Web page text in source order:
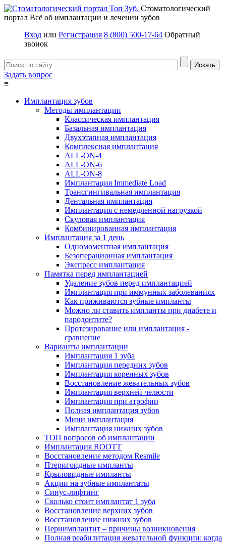
Стоматологический
портал Всё об имплантации и лечении зубов
Вход или Регистрация 8 (800) 500-17-64 Обратный
звонок
Задать вопрос
≡
Имплантация зубов
Методы имплантации
Классическая имплантация
Базальная имплантация
Двухэтапная имплантация
Комплексная имплантация
ALL-ON-4
ALL-ON-6
ALL-ON-8
Имплантация Immediate Load
Трансгингивальная имплантация
Дентальная имплантация
Имплантация с немедленной нагрузкой
Скуловая имплантация
Комбинированная имплантация
Имплантация за 1 день
Одномоментная имплантация
Безоперационная имплантация
Экспресс имплантация
Памятка перед имплантацией
Удаление зубов перед имплантацией
Имплантация при иммунных заболеваниях
Как приживаются зубные импланты
Можно ли ставить импланты при диабете и
пародонтите?
Протезирование или имплантация -
сравнение
Варианты имплантации
Имплантация 1 зуба
Имплантация передних зубов
Имплантация коренных зубов
Восстановление жевательных зубов
Имплантация верхней челюсти
Имплантация при атрофии
Полная имплантация зубов
Мини имплантация
Имплантация нижних зубов
ТОП вопросов об имплантации
Имплантация ROOTT
Восстановление методом Resmile
Птеригоидные импланты
Крыловидные импланты
Акции на зубные имплантаты
Синус-лифтинг
Сколько стоит имплантат 1 зуба
Восстановление верхних зубов
Восстановление нижних зубов
Периимплантит – причины возникновения
Полная реабилитация жевательной функции: когда